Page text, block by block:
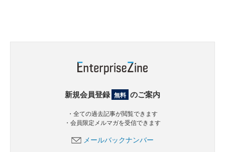
新規会員登録 無料 のご案内
・全ての過去記事が閲覧できます
・会員限定メルマガを受信できます
メールバックナンバー